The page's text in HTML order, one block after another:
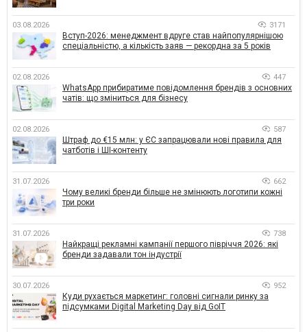
03.08.2026 3171
Вступ-2026: менеджмент вдруге став найпопулярнішою
спеціальністю, а кількість заяв — рекордна за 5 років
02.08.2026 447
WhatsApp прибиратиме повідомлення брендів з основних
чатів: що зміниться для бізнесу
02.08.2026 587
Штраф до €15 млн: у ЄС запрацювали нові правила для
чатботів і ШІ-контенту
31.07.2026 662
Чому великі бренди більше не змінюють логотипи кожні
три роки
31.07.2026 738
Найкращі рекламні кампанії першого півріччя 2026: які
бренди задавали тон індустрії
30.07.2026 952
Куди рухається маркетинг: головні сигнали ринку за
підсумками Digital Marketing Day від GoIT